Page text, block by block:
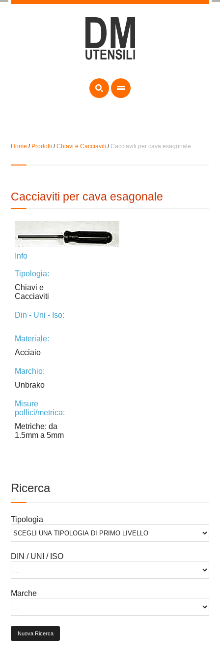
Home / Prodotti /Chiavi e Cacciaviti /Cacciaviti per cava esagonale
Cacciaviti per cava esagonale
Info
Tipologia:
Chiavi e
Cacciaviti
Din - Uni - Iso:
Materiale:
Acciaio
Marchio:
Unbrako
Misure
pollici/metrica:
Metriche: da
1.5mm a 5mm
Ricerca
Tipologia
DIN / UNI / ISO
Marche
Nuova Ricerca